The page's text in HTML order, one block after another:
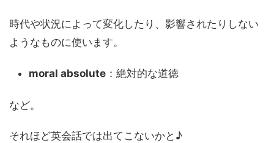
時代や状況によって変化したり、影響されたりしない
ようなものに使います。
moral absolute ：絶対的な道徳
など。
それほど英会話では出てこないかと♪